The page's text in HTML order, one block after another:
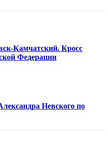
Камчатский. Кросс
Федерации
Невского по